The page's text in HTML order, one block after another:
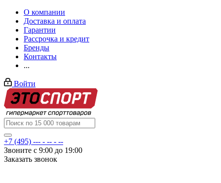
О компании
Доставка и оплата
Гарантии
Рассрочка и кредит
Бренды
Контакты
...
Войти
+7 (495) --- - -- - --
Звоните с 9:00 до 19:00
Заказать звонок